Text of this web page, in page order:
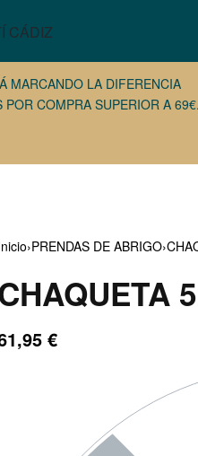
MARCANDO LA DIFERENCIA
COMPRA SUPERIOR A
›PRENDAS DE ABRIGO›
€